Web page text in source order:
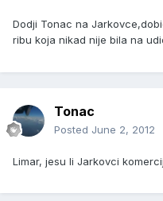
Dodji Tonac na
ribu koja nikad nije bila na
Tonac
Posted June 2, 2012
Limar, jesu li Jarkovci